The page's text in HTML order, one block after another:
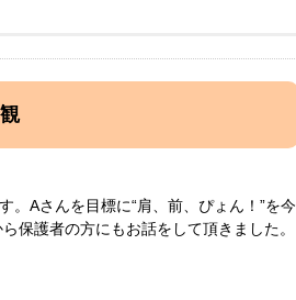
。Aさんを目標に“肩、前、ぴょん！”を今
保護者の方にもお話をして頂きました。